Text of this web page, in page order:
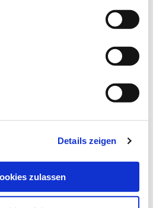
Details zeigen
zulassen